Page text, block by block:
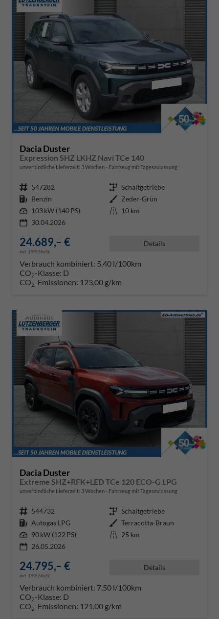
Dacia Duster
Expression SHZ LKHZ Navi TCe 140
unverbindliche Lieferzeit: 3 Wochen Fahrzeug mit Tageszulassung
Fahrzeugnr. 547282 Getriebe Schaltgetriebe
Kraftstoff Benzin Außenfarbe Zeder-Grün
Leistung 103 kW (140 PS) Kilometerstand 10 km
30.04.2026
24.689,– €
incl. 19% MwSt.
Details
Verbrauch kombiniert: 5,40 l/100km
CO2-Klasse: D
CO2-Emissionen: 123,00 g/km
Dacia Duster
Extreme SHZ+RFK+LED TCe 120 ECO-G LPG
unverbindliche Lieferzeit: 3 Wochen Fahrzeug mit Tageszulassung
Fahrzeugnr. 544732 Getriebe Schaltgetriebe
Kraftstoff Autogas LPG Außenfarbe Terracotta-Braun
Leistung 90 kW (122 PS) Kilometerstand 25 km
26.05.2026
24.795,– €
incl. 19% MwSt.
Details
Verbrauch kombiniert: 7,50 l/100km
CO2-Klasse: D
CO2-Emissionen: 121,00 g/km